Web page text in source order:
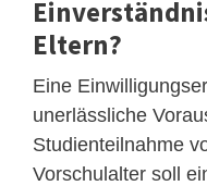
Eltern?
Eine
unerlässliche
Studienteilnahme
Vorschulalter soll